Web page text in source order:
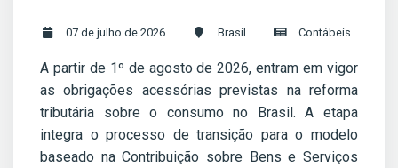
07 de julho de 2026 Brasil Contábeis
A partir de 1º de agosto de 2026, entram em vigor
as obrigações acessórias previstas na reforma
tributária sobre o consumo no Brasil. A etapa
integra o processo de transição para o modelo
baseado na Contribuição sobre Bens e Serviços